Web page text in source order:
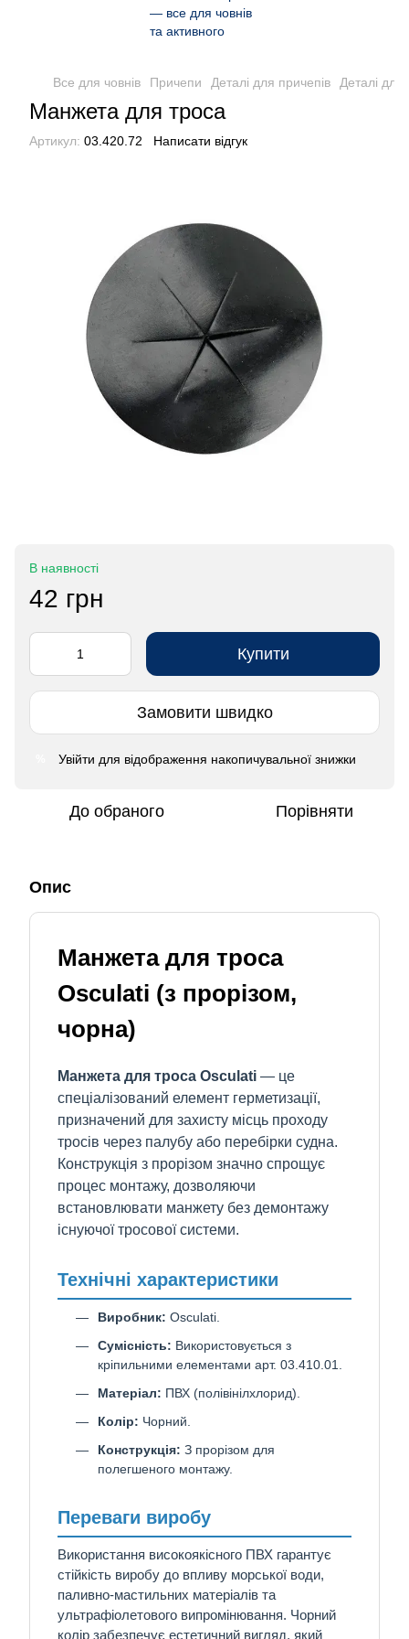
Все для човнів Причепи Деталі для причепів Деталі для
Манжета для троса
Артикул: 03.420.72 Написати відгук
В наявності
42 грн
Купити
Замовити швидко
Увійти для відображення накопичувальної знижки
До обраного Порівняти
Опис
Манжета для троса
Osculati (з прорізом,
чорна)
Манжета для троса Osculati — це
спеціалізований елемент герметизації,
призначений для захисту місць проходу
тросів через палубу або перебірки судна.
Конструкція з прорізом значно спрощує
процес монтажу, дозволяючи
встановлювати манжету без демонтажу
існуючої тросової системи.
Технічні характеристики
Виробник: Osculati.
Сумісність: Використовується з
кріпильними елементами арт. 03.410.01.
Матеріал: ПВХ (полівінілхлорид).
Колір: Чорний.
Конструкція: З прорізом для
полегшеного монтажу.
Переваги виробу
Використання високоякісного ПВХ гарантує
стійкість виробу до впливу морської води,
паливно-мастильних матеріалів та
ультрафіолетового випромінювання. Чорний
колір забезпечує естетичний вигляд, який